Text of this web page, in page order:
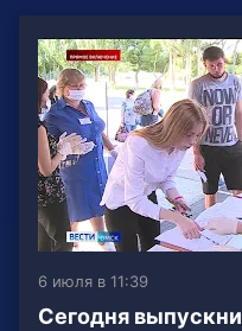
6 июля в 11:39
Сегодня